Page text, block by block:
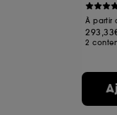
À partir
2